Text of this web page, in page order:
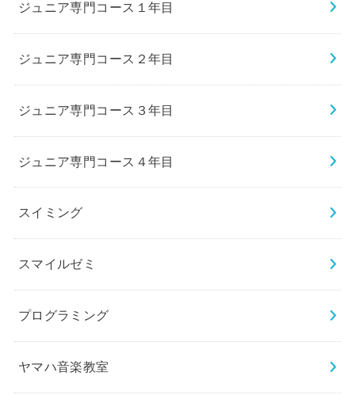
ジュニア専門コース１年目
ジュニア専門コース２年目
ジュニア専門コース３年目
ジュニア専門コース４年目
スイミング
スマイルゼミ
プログラミング
ヤマハ音楽教室